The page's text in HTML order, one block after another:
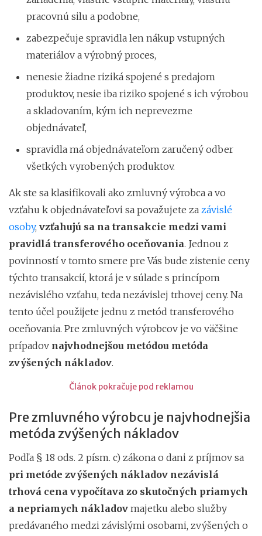
pracovnú silu a podobne,
zabezpečuje spravidla len nákup vstupných
materiálov a výrobný proces,
nenesie žiadne riziká spojené s predajom
produktov, nesie iba riziko spojené s ich výrobou
a skladovaním, kým ich neprevezme
objednávateľ,
spravidla má objednávateľom zaručený odber
všetkých vyrobených produktov.
Ak ste sa klasifikovali ako zmluvný výrobca a vo
vzťahu k objednávateľovi sa považujete za závislé
osoby, vzťahujú sa na transakcie medzi vami
pravidlá transferového oceňovania. Jednou z
povinností v tomto smere pre Vás bude zistenie ceny
týchto transakcií, ktorá je v súlade s princípom
nezávislého vzťahu, teda nezávislej trhovej ceny. Na
tento účel použijete jednu z metód transferového
oceňovania. Pre zmluvných výrobcov je vo väčšine
prípadov najvhodnejšou metódou metóda
zvýšených nákladov.
Článok pokračuje pod reklamou
Pre zmluvného výrobcu je najvhodnejšia
metóda zvýšených nákladov
Podľa § 18 ods. 2 písm. c) zákona o dani z príjmov sa
pri metóde zvýšených nákladov nezávislá
trhová cena vypočítava zo skutočných priamych
a nepriamych nákladov majetku alebo služby
predávaného medzi závislými osobami, zvýšených o